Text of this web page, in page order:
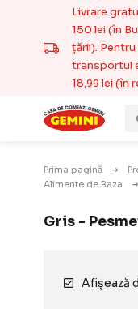
Livrare
150 lei (în
țării).
transportul
18,99 lei (în
Prima pagină
Alimente de Baza
Gris -
Afișează